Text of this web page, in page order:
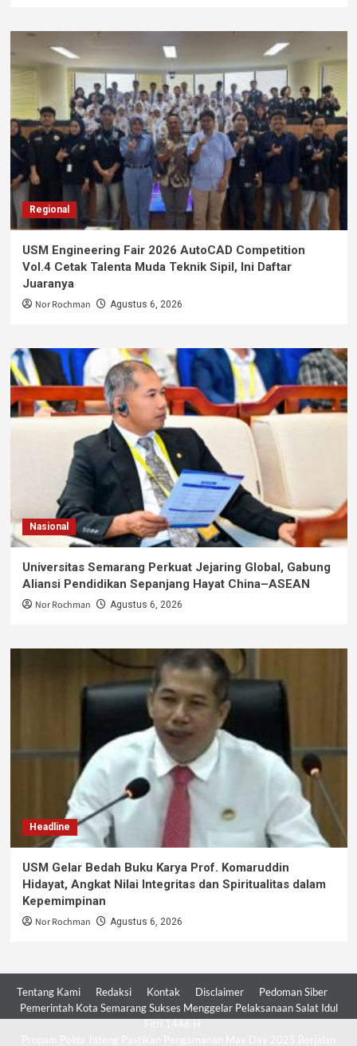
Regional
USM Engineering Fair 2026 AutoCAD Competition
Vol.4 Cetak Talenta Muda Teknik Sipil, Ini Daftar
Juaranya
Nor Rochman Agustus 6, 2026
Nasional
Universitas Semarang Perkuat Jejaring Global, Gabung
Aliansi Pendidikan Sepanjang Hayat China–ASEAN
Nor Rochman Agustus 6, 2026
Headline
USM Gelar Bedah Buku Karya Prof. Komaruddin
Hidayat, Angkat Nilai Integritas dan Spiritualitas dalam
Kepemimpinan
Nor Rochman Agustus 6, 2026
Tentang Kami Redaksi Kontak Disclaimer
Pedoman Siber
Pemerintah Kota Semarang Sukses Menggelar Pelaksanaan Salat Idul